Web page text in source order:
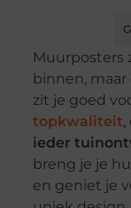
Muurposters
binnen,
zit je goed
topkwaliteit,
ieder
breng je je
en geniet je